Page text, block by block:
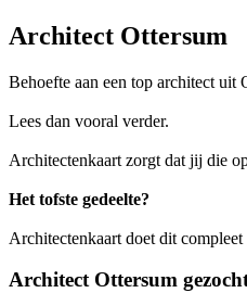
Architect Ottersum
Behoefte aan een top architect
Lees dan vooral verder.
Architectenkaart zorgt dat jij die
Het tofste gedeelte?
Architectenkaart doet dit
Architect Ottersum